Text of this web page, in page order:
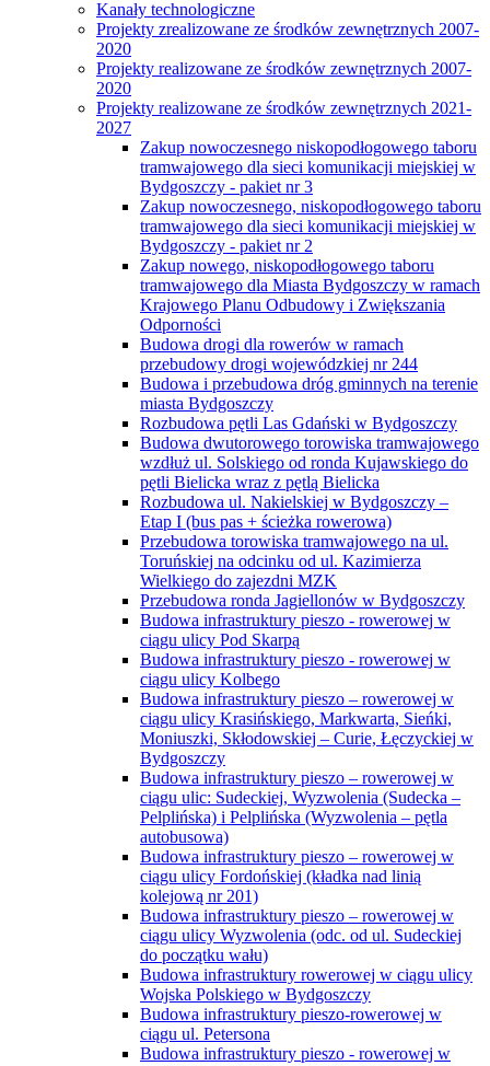
Kanały technologiczne
Projekty zrealizowane ze środków zewnętrznych 2007-
2020
Projekty realizowane ze środków zewnętrznych 2007-
2020
Projekty realizowane ze środków zewnętrznych 2021-
2027
Zakup nowoczesnego niskopodłogowego taboru
tramwajowego dla sieci komunikacji miejskiej w
Bydgoszczy - pakiet nr 3
Zakup nowoczesnego, niskopodłogowego taboru
tramwajowego dla sieci komunikacji miejskiej w
Bydgoszczy - pakiet nr 2
Zakup nowego, niskopodłogowego taboru
tramwajowego dla Miasta Bydgoszczy w ramach
Krajowego Planu Odbudowy i Zwiększania
Odporności
Budowa drogi dla rowerów w ramach
przebudowy drogi wojewódzkiej nr 244
Budowa i przebudowa dróg gminnych na terenie
miasta Bydgoszczy
Rozbudowa pętli Las Gdański w Bydgoszczy
Budowa dwutorowego torowiska tramwajowego
wzdłuż ul. Solskiego od ronda Kujawskiego do
pętli Bielicka wraz z pętlą Bielicka
Rozbudowa ul. Nakielskiej w Bydgoszczy –
Etap I (bus pas + ścieżka rowerowa)
Przebudowa torowiska tramwajowego na ul.
Toruńskiej na odcinku od ul. Kazimierza
Wielkiego do zajezdni MZK
Przebudowa ronda Jagiellonów w Bydgoszczy
Budowa infrastruktury pieszo - rowerowej w
ciągu ulicy Pod Skarpą
Budowa infrastruktury pieszo - rowerowej w
ciągu ulicy Kolbego
Budowa infrastruktury pieszo – rowerowej w
ciągu ulicy Krasińskiego, Markwarta, Sieńki,
Moniuszki, Skłodowskiej – Curie, Łęczyckiej w
Bydgoszczy
Budowa infrastruktury pieszo – rowerowej w
ciągu ulic: Sudeckiej, Wyzwolenia (Sudecka –
Pelplińska) i Pelplińska (Wyzwolenia – pętla
autobusowa)
Budowa infrastruktury pieszo – rowerowej w
ciągu ulicy Fordońskiej (kładka nad linią
kolejową nr 201)
Budowa infrastruktury pieszo – rowerowej w
ciągu ulicy Wyzwolenia (odc. od ul. Sudeckiej
do początku wału)
Budowa infrastruktury rowerowej w ciągu ulicy
Wojska Polskiego w Bydgoszczy
Budowa infrastruktury pieszo-rowerowej w
ciągu ul. Petersona
Budowa infrastruktury pieszo - rowerowej w